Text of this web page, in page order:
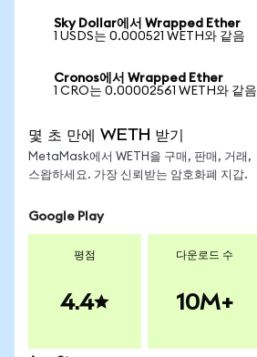
Sky Dollar에서 Wrapped Ether
1 USDS는 0.000521 WETH와 같음
Cronos에서 Wrapped Ether
1 CRO는 0.00002561 WETH와 같음
몇 초 만에 WETH 받기
MetaMask에서 WETH을 구매, 판매, 거래,
스왑하세요. 가장 신뢰받는 암호화폐 지갑.
Google Play
평점
4.4
다운로드 수
10M+